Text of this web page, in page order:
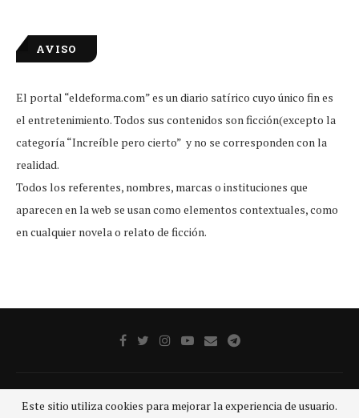
AVISO
El portal “eldeforma.com” es un diario satírico cuyo único fin es
el entretenimiento. Todos sus contenidos son ficción(excepto la
categoría “Increíble pero cierto” y no se corresponden con la
realidad.
Todos los referentes, nombres, marcas o instituciones que
aparecen en la web se usan como elementos contextuales, como
en cualquier novela o relato de ficción.
Este sitio utiliza cookies para mejorar la experiencia de usuario.